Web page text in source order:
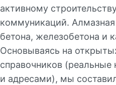
активному
коммуникаций.
бетона, железобетона
Основываясь на
справочников
и адресами), мы